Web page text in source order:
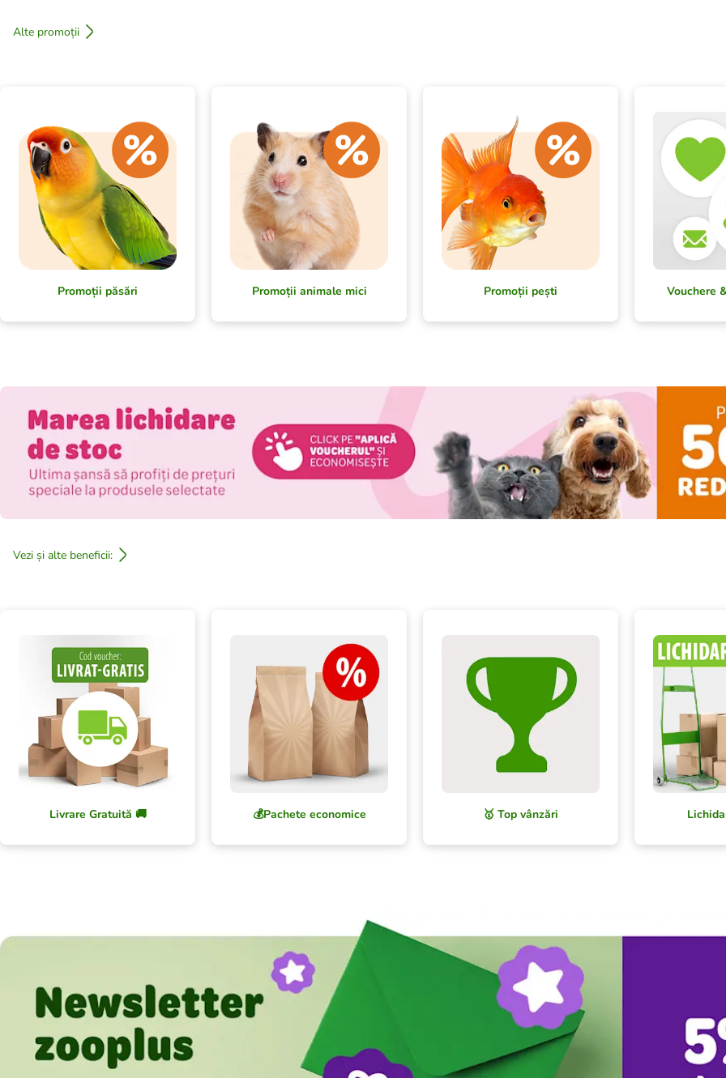
Alte promoții
Promoții păsări Promoții animale mici Promoții pești Vouchere
Vezi și alte beneficii:
Livrare Gratuită 🚚 💰Pachete economice 🥇 Top vânzări